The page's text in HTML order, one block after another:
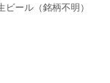
ール（銘柄不明）